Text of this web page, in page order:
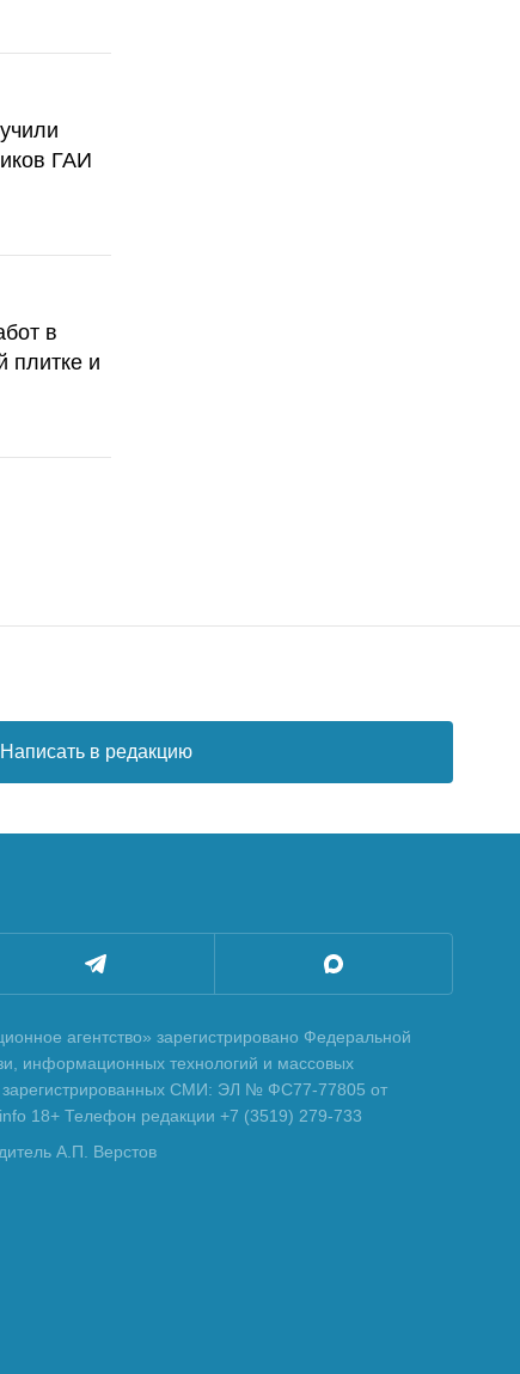
ГАИ
в
плитке и
Написать в редакцию
агентство» зарегистрировано Федеральной
информационных технологий и массовых
зарегистрированных СМИ: ЭЛ № ФС77-77805 от
18+ Телефон редакции +7 (3519) 279-733
А.П. Верстов